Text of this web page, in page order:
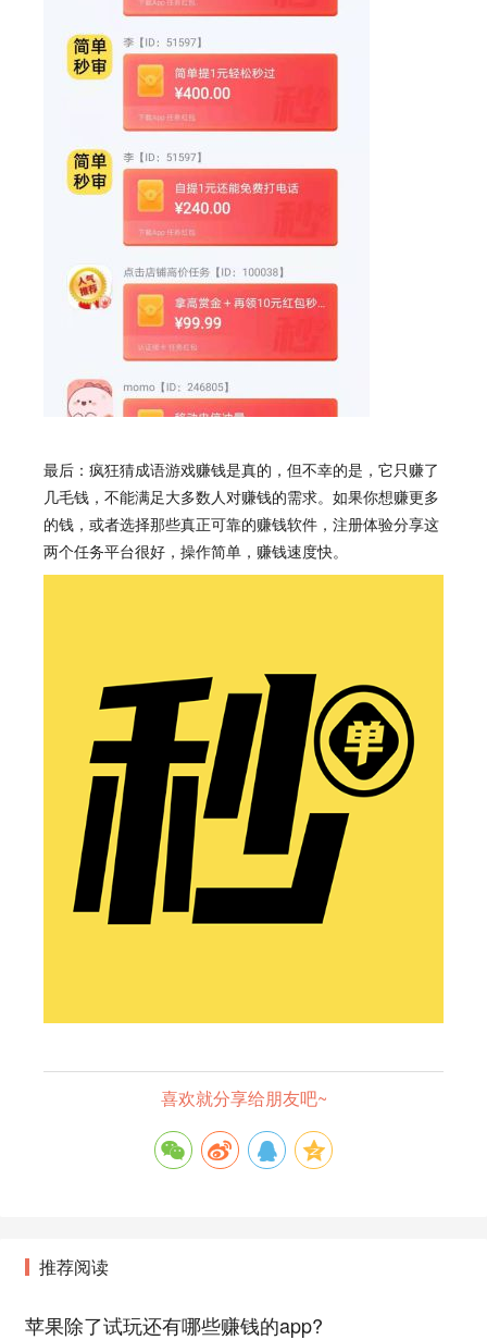
最后：疯狂猜成语游戏赚钱是真的，但不幸的是，它只赚了
几毛钱，不能满足大多数人对赚钱的需求。如果你想赚更多
的钱，或者选择那些真正可靠的赚钱软件，注册体验分享这
两个任务平台很好，操作简单，赚钱速度快。
喜欢就分享给朋友吧~
推荐阅读
苹果除了试玩还有哪些赚钱的app?